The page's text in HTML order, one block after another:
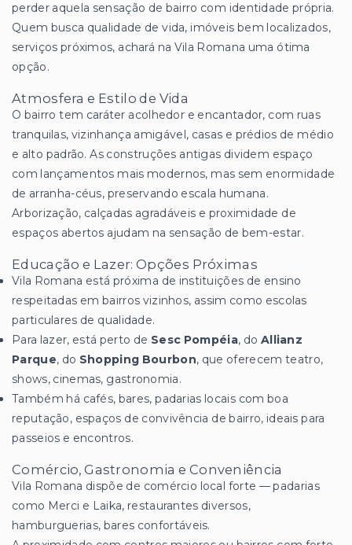
perder aquela sensação de bairro com identidade própria.
Quem busca qualidade de vida, imóveis bem localizados,
serviços próximos, achará na Vila Romana uma ótima
opção.
Atmosfera e Estilo de Vida
O bairro tem caráter acolhedor e encantador, com ruas
tranquilas, vizinhança amigável, casas e prédios de médio
e alto padrão. As construções antigas dividem espaço
com lançamentos mais modernos, mas sem enormidade
de arranha-céus, preservando escala humana.
Arborização, calçadas agradáveis e proximidade de
espaços abertos ajudam na sensação de bem-estar.
Educação e Lazer: Opções Próximas
Vila Romana está próxima de instituições de ensino
respeitadas em bairros vizinhos, assim como escolas
particulares de qualidade.
Para lazer, está perto de Sesc Pompéia, do Allianz
Parque, do Shopping Bourbon, que oferecem teatro,
shows, cinemas, gastronomia.
Também há cafés, bares, padarias locais com boa
reputação, espaços de convivência de bairro, ideais para
passeios e encontros.
Comércio, Gastronomia e Conveniência
Vila Romana dispõe de comércio local forte — padarias
como Merci e Laika, restaurantes diversos,
hamburguerias, bares confortáveis.